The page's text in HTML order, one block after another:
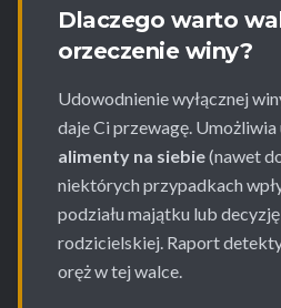
Dlaczego warto
orzeczenie winy?
Udowodnienie wyłącznej
daje Ci przewagę. Umożliwia
alimenty na siebie(nawet
niektórych przypadkach
podziału majątku lub
rodzicielskiej. Raport
oręż w tej walce.